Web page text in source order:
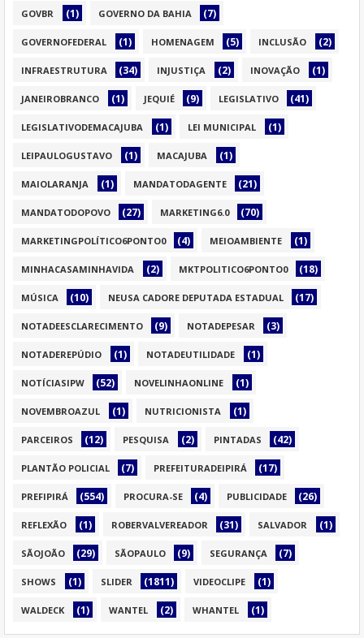
GOVBR (1) GOVERNO DA BAHIA (7)
GOVERNOFEDERAL (1) HOMENAGEM (5) INCLUSÃO (2)
INFRAESTRUTURA (34) INJUSTIÇA (2) INOVAÇÃO (1)
JANEIROBRANCO (1) JEQUIÉ (9) LEGISLATIVO (41)
LEGISLATIVODEMACAJUBA (1) LEI MUNICIPAL (1)
LEIPAULOGUSTAVO (1) MACAJUBA (1)
MAIOLARANJA (1) MANDATODAGENTE (21)
MANDATODOPOVO (27) MARKETING6.0 (70)
MARKETINGPOLÍTICO6PONTO0 (4) MEIOAMBIENTE (1)
MINHACASAMINHAVIDA (2) MKTPOLITICO6PONTO0 (18)
MÚSICA (10) NEUSA CADORE DEPUTADA ESTADUAL (17)
NOTADEESCLARECIMENTO (9) NOTADEPESAR (3)
NOTADEREPÚDIO (1) NOTADEUTILIDADE (1)
NOTÍCIASIPW (52) NOVELINHAONLINE (1)
NOVEMBROAZUL (1) NUTRICIONISTA (1)
PARCEIROS (12) PESQUISA (2) PINTADAS (42)
PLANTÃO POLICIAL (7) PREFEITURADEIPIRÁ (17)
PREFIPIRÁ (554) PROCURA-SE (4) PUBLICIDADE (26)
REFLEXÃO (1) ROBERVALVEREADOR (31) SALVADOR (1)
SÃOJOÃO (29) SÃOPAULO (9) SEGURANÇA (7)
SHOWS (1) SLIDER (1811) VIDEOCLIPE (1)
WALDECK (1) WANTEL (2) WHANTEL (1)